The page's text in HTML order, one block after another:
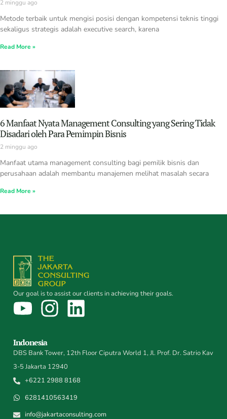
2 minggu ago
Metode terbaik untuk mengisi posisi dengan kompetensi teknis tinggi
sekaligus strategis adalah executive search, karena
Read More »
6 Manfaat Nyata Management Consulting yang Sering Tidak
Disadari oleh Para Pemimpin Bisnis
2 minggu ago
Manfaat utama management consulting bagi pemilik bisnis dan
perusahaan adalah membantu manajemen melihat masalah secara
Read More »
Our goal is to assist our clients in achieving their goals.
Indonesia
DBS Bank Tower, 12th Floor Ciputra World 1, Jl. Prof. Dr. Satrio Kav
3-5 Jakarta 12940
+6221 2988 8168
6281410563419
info@jakartaconsulting.com